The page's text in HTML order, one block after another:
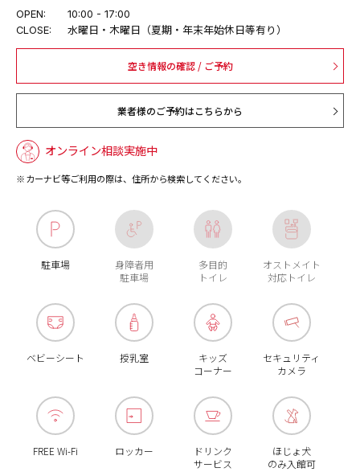
OPEN:
10:00 - 17:00
CLOSE:
水曜日・木曜日（夏期・年末年始休日等有り）
空き情報の確認 / ご予約
業者様のご予約はこちらから
オンライン相談実施中
カーナビ等ご利用の際は、住所から検索してください。
駐車場
身障者用
駐車場
多目的
トイレ
オストメイト
対応トイレ
ベビーシート 授乳室
キッズ
コーナー
セキュリティ
カメラ
FREE Wi-Fi ロッカー
ドリンク
サービス
ほじょ犬
のみ入館可